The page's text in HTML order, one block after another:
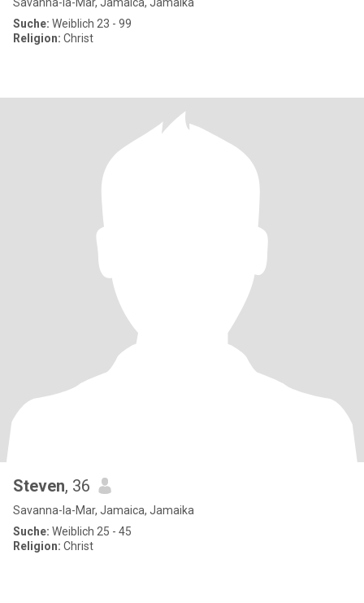
Suche: Weiblich 23 - 99
Religion: Christ
Steven, 36
Savanna-la-Mar, Jamaica, Jamaika
Suche: Weiblich 25 - 45
Religion: Christ